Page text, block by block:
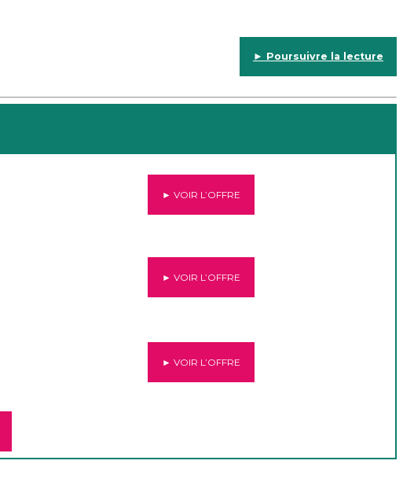
► Poursuivre la lecture
► VOIR L’OFFRE
► VOIR L’OFFRE
► VOIR L’OFFRE